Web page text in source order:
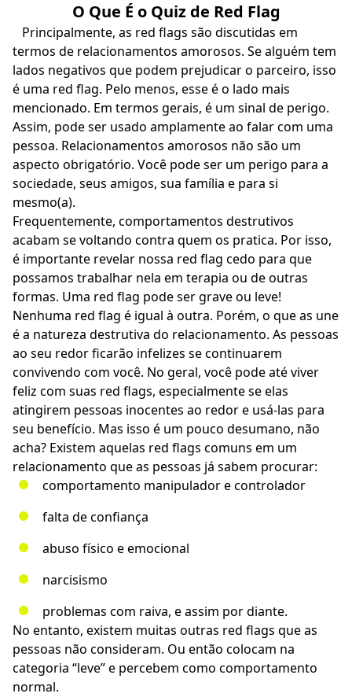
O Que É o Quiz de Red Flag
Principalmente, as red flags são discutidas em
termos de relacionamentos amorosos. Se alguém tem
lados negativos que podem prejudicar o parceiro, isso
é uma red flag. Pelo menos, esse é o lado mais
mencionado. Em termos gerais, é um sinal de perigo.
Assim, pode ser usado amplamente ao falar com uma
pessoa. Relacionamentos amorosos não são um
aspecto obrigatório. Você pode ser um perigo para a
sociedade, seus amigos, sua família e para si
mesmo(a).
Frequentemente, comportamentos destrutivos
acabam se voltando contra quem os pratica. Por isso,
é importante revelar nossa red flag cedo para que
possamos trabalhar nela em terapia ou de outras
formas. Uma red flag pode ser grave ou leve!
Nenhuma red flag é igual à outra. Porém, o que as une
é a natureza destrutiva do relacionamento. As pessoas
ao seu redor ficarão infelizes se continuarem
convivendo com você. No geral, você pode até viver
feliz com suas red flags, especialmente se elas
atingirem pessoas inocentes ao redor e usá-las para
seu benefício. Mas isso é um pouco desumano, não
acha? Existem aquelas red flags comuns em um
relacionamento que as pessoas já sabem procurar:
comportamento manipulador e controlador
falta de confiança
abuso físico e emocional
narcisismo
problemas com raiva, e assim por diante.
No entanto, existem muitas outras red flags que as
pessoas não consideram. Ou então colocam na
categoria “leve” e percebem como comportamento
normal.